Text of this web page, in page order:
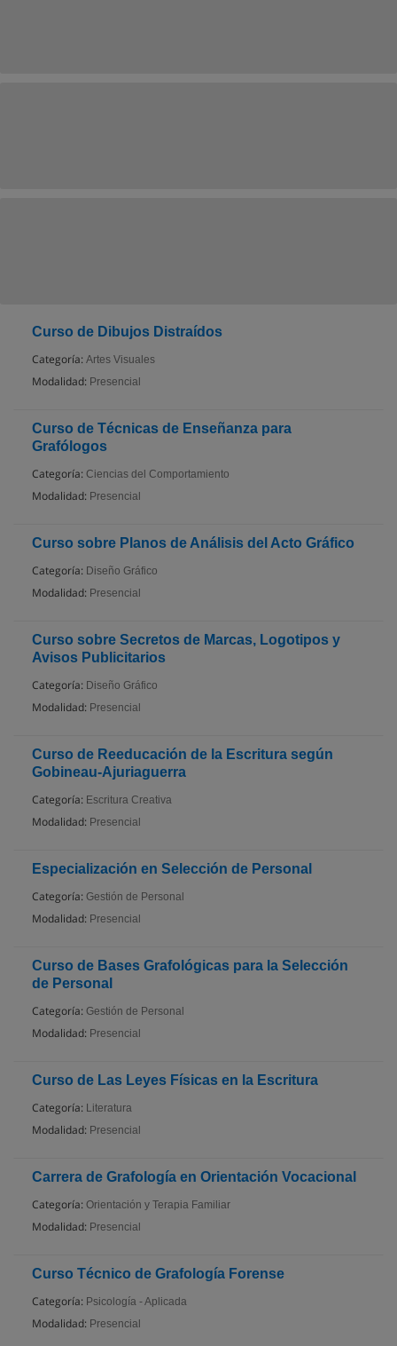
Curso de Dibujos Distraídos
Categoría: Artes Visuales
Modalidad: Presencial
Curso de Técnicas de Enseñanza para
Grafólogos
Categoría: Ciencias del Comportamiento
Modalidad: Presencial
Curso sobre Planos de Análisis del Acto Gráfico
Categoría: Diseño Gráfico
Modalidad: Presencial
Curso sobre Secretos de Marcas, Logotipos y
Avisos Publicitarios
Categoría: Diseño Gráfico
Modalidad: Presencial
Curso de Reeducación de la Escritura según
Gobineau-Ajuriaguerra
Categoría: Escritura Creativa
Modalidad: Presencial
Especialización en Selección de Personal
Categoría: Gestión de Personal
Modalidad: Presencial
Curso de Bases Grafológicas para la Selección
de Personal
Categoría: Gestión de Personal
Modalidad: Presencial
Curso de Las Leyes Físicas en la Escritura
Categoría: Literatura
Modalidad: Presencial
Carrera de Grafología en Orientación Vocacional
Categoría: Orientación y Terapia Familiar
Modalidad: Presencial
Curso Técnico de Grafología Forense
Categoría: Psicología - Aplicada
Modalidad: Presencial